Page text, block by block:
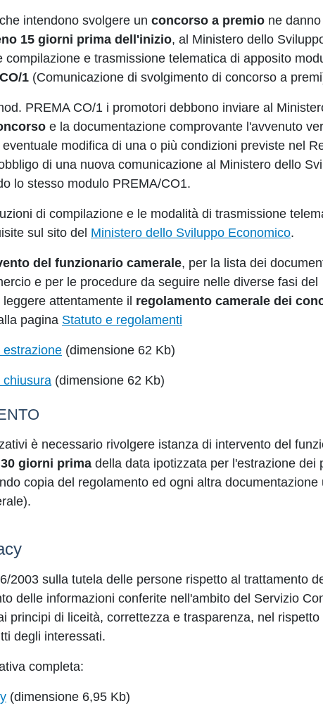
intendono svolgere un concorso a premio ne danno
15 giorni prima dell'inizio, al Ministero dello
compilazione e trasmissione telematica di apposito
1 (Comunicazione di svolgimento di concorso a
PREMA CO/1 i promotori debbono inviare al
e la documentazione comprovante l'avvenuto
eventuale modifica di una o più condizioni previste nel
di una nuova comunicazione al Ministero dello
lo stesso modulo PREMA/CO1.
di compilazione e le modalità di trasmissione
sul sito del Ministero dello Sviluppo Economico.
del funzionario camerale, per la lista dei
e per le procedure da seguire nelle diverse fasi del
attentamente il regolamento camerale dei
pagina Statuto e regolamenti
estrazione (dimensione 62 Kb)
chiusura (dimensione 62 Kb)
è necessario rivolgere istanza di intervento del
giorni prima della data ipotizzata per l'estrazione dei
copia del regolamento ed ogni altra documentazione
2003 sulla tutela delle persone rispetto al trattamento
delle informazioni conferite nell'ambito del Servizio
principi di liceità, correttezza e trasparenza, nel
degli interessati.
completa:
(dimensione 6,95 Kb)